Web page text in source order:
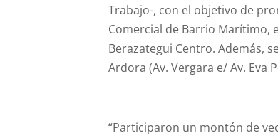
Trabajo-, con el objetivo de
Comercial de Barrio Marítimo,
Berazategui Centro. Además,
Ardora (Av. Vergara e/ Av. Eva
“Participaron un montón de